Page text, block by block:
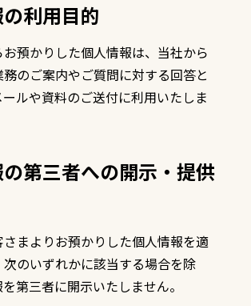
利用目的
預かりした個人情報は、当社から
のご案内やご質問に対する回答と
ールや資料のご送付に利用いたしま
第三者への開示・提供
まよりお預かりした個人情報を適
のいずれかに該当する場合を除
第三者に開示いたしません。